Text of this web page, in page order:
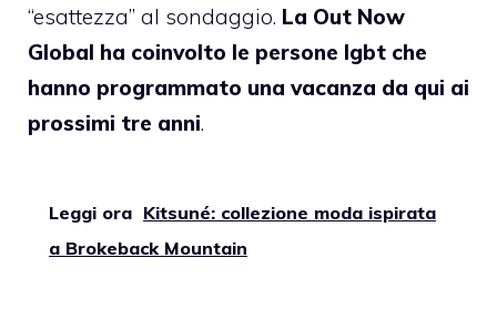
“esattezza” al sondaggio. La Out Now
Global ha coinvolto le persone lgbt che
hanno programmato una vacanza da qui ai
prossimi tre anni.
Leggi ora Kitsuné: collezione moda ispirata
a Brokeback Mountain